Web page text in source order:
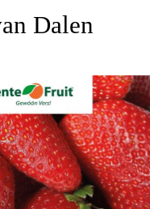
Dalen